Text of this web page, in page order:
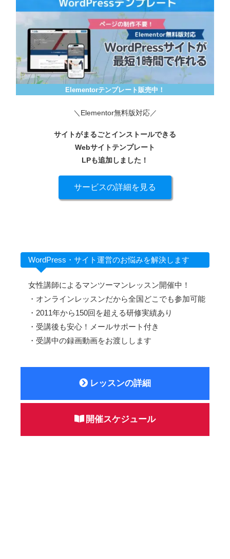
Elementorテンプレート販売中！
＼Elementor無料版対応／
サイトがまるごとインストールできる
Webサイトテンプレート
LPも追加しました！
サービスの詳細を見る
WordPress・サイト運営のお悩みを解決します
女性講師によるマンツーマンレッスン開催中！
・オンラインレッスンだから全国どこでも参加可能
・2011年から150回を超える研修実績あり
・受講後も安心！メールサポート付き
・受講中の録画動画をお渡しします
レッスンの詳細
開催スケジュール